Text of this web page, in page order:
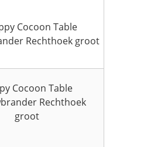
Cocoon Table
Rechthoek
groot